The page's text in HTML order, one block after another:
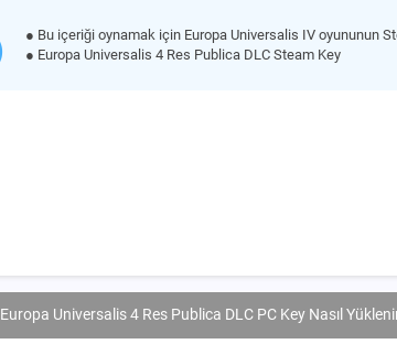
● Bu içeriği oynamak için Europa Universalis IV oyununun
● Europa Universalis 4 Res Publica DLC Steam Key
Europa Universalis 4 Res Publica DLC PC Key Nasıl